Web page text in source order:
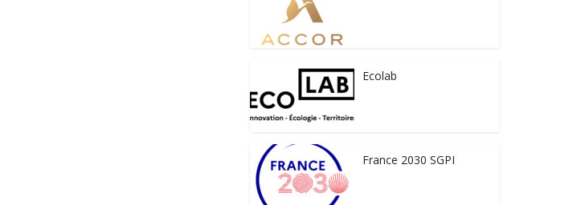
Ecolab
France 2030 SGPI